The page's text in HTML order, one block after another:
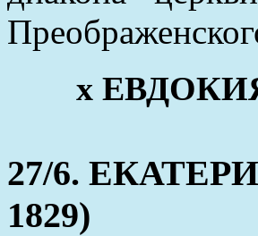
x
27/6.
1829)